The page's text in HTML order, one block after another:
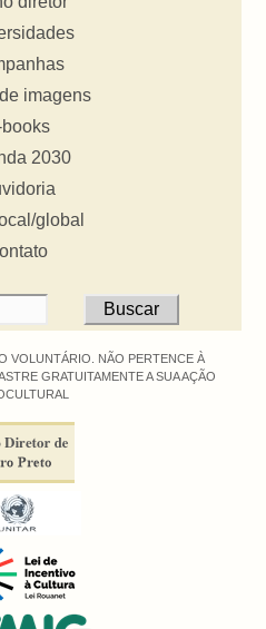
imagens
2030
global
VOLUNTÁRIO. NÃO PERTENCE À
GRATUITAMENTE A SUA AÇÃO